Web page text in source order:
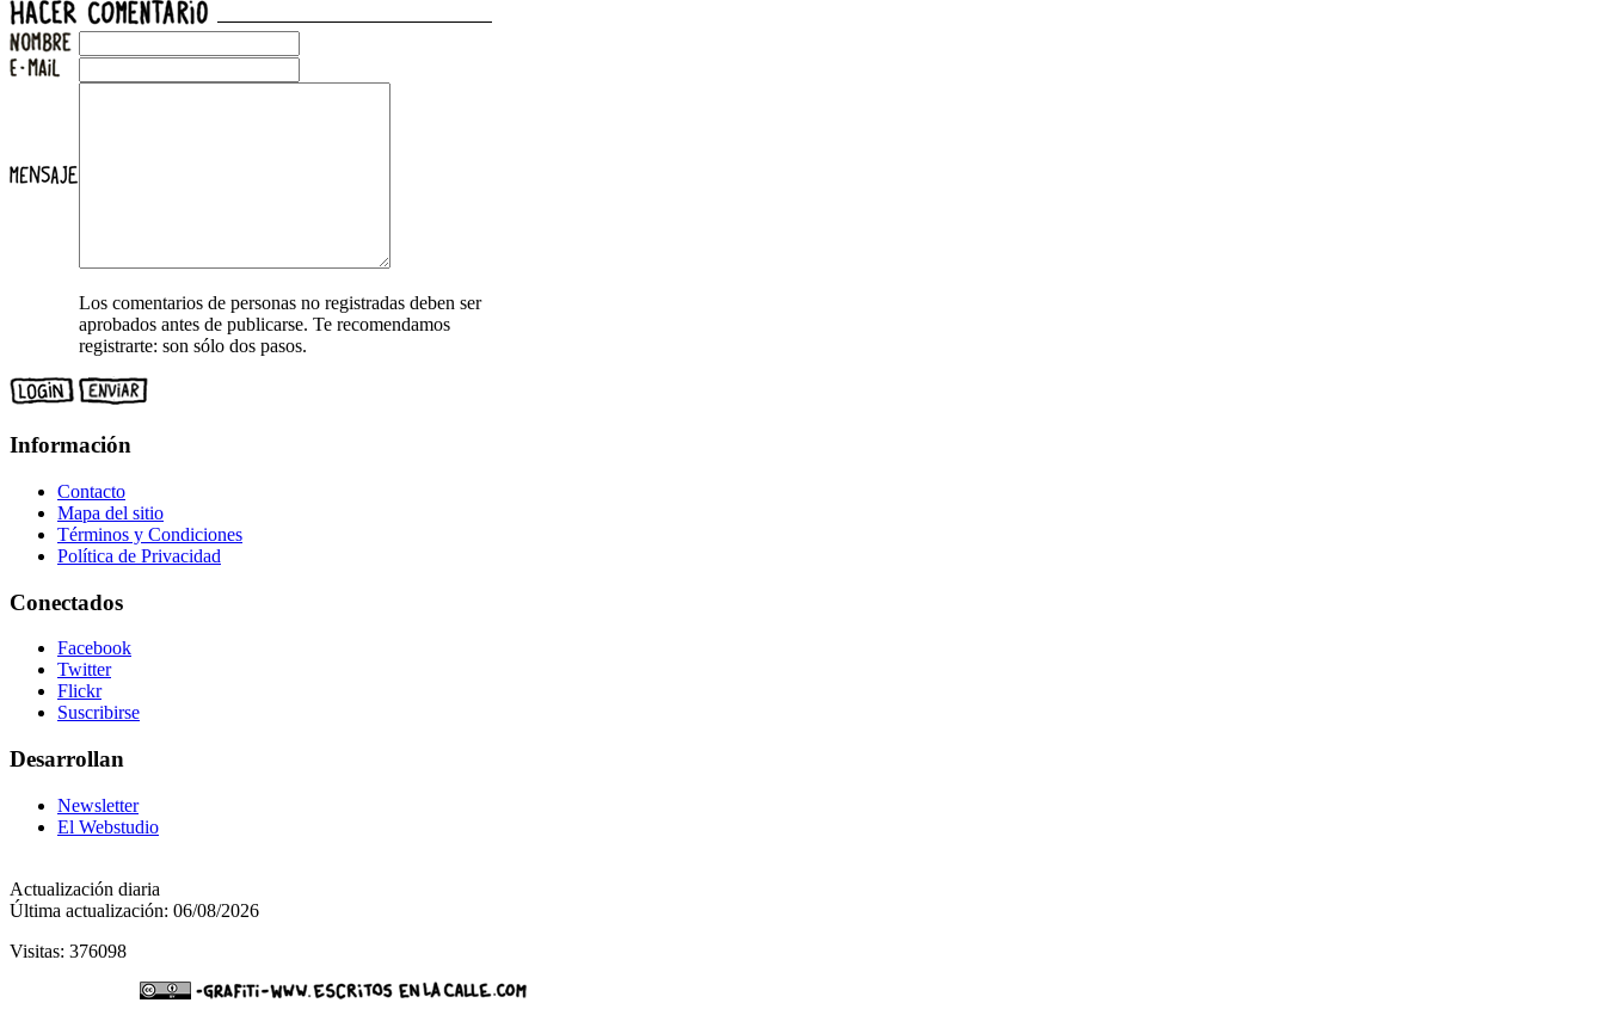
Los comentarios de personas no registradas deben ser
aprobados antes de publicarse. Te recomendamos
registrarte: son sólo dos pasos.
Información
Contacto
Mapa del sitio
Términos y Condiciones
Política de Privacidad
Conectados
Facebook
Twitter
Flickr
Suscribirse
Desarrollan
Newsletter
El Webstudio
Actualización diaria
Última actualización: 06/08/2026
Visitas: 376098